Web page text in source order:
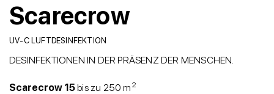
Scarecrow
UV-C LUFTDESINFEKTION
DESINFEKTIONEN IN DER PRÄSENZ DER MENSCHEN.
Scarecrow 15bis zu 250 m 2